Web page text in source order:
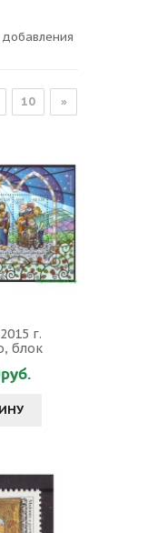
10 »
г.
блок